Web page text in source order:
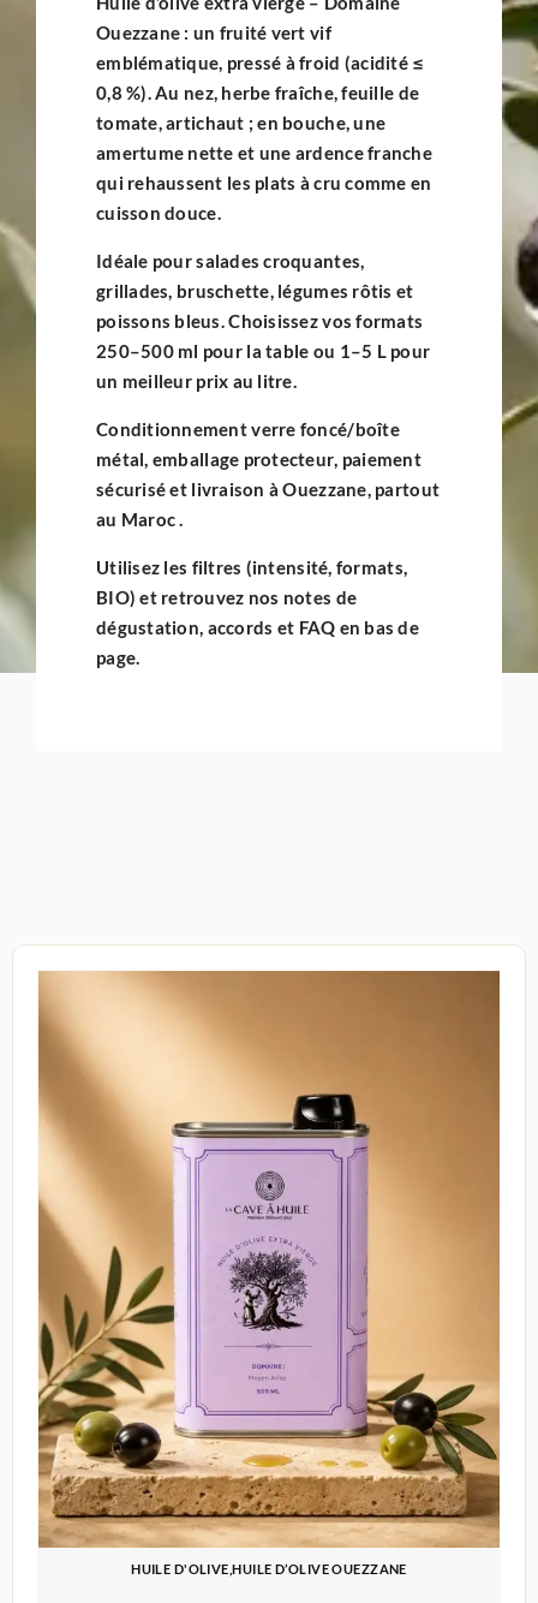
Ouezzane : un fruité vert vif
emblématique, pressé à froid (acidité ≤
0,8 %). Au nez, herbe fraîche,feuille de
tomate,artichaut ; en bouche, une
amertume nette et une ardence franche
qui rehaussent les plats à cru comme en
cuisson douce.
Idéale poursalades croquantes,
grillades, bruschette, légumes rôtis et
poissons bleus. Choisissez vos formats
250–500 ml pour la table ou 1–5 Lpour
un meilleur prix au litre.
Conditionnementverre foncé/boîte
métal, emballage protecteur, paiement
sécuriséet livraison à Ouezzane, partout
au Maroc.
Utilisez les filtres (intensité, formats,
BIO) et retrouvez nos notes de
dégustation, accords et FAQ en bas de
page.
HUILE D'OLIVE,HUILE D’OLIVE OUEZZANE